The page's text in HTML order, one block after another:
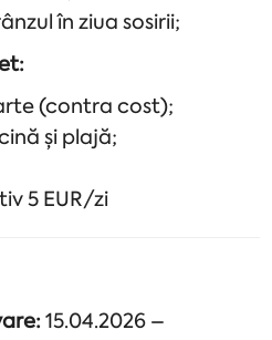
în ziua sosirii;
(contra cost);
și plajă;
5 EUR/zi
15.04.2026 –